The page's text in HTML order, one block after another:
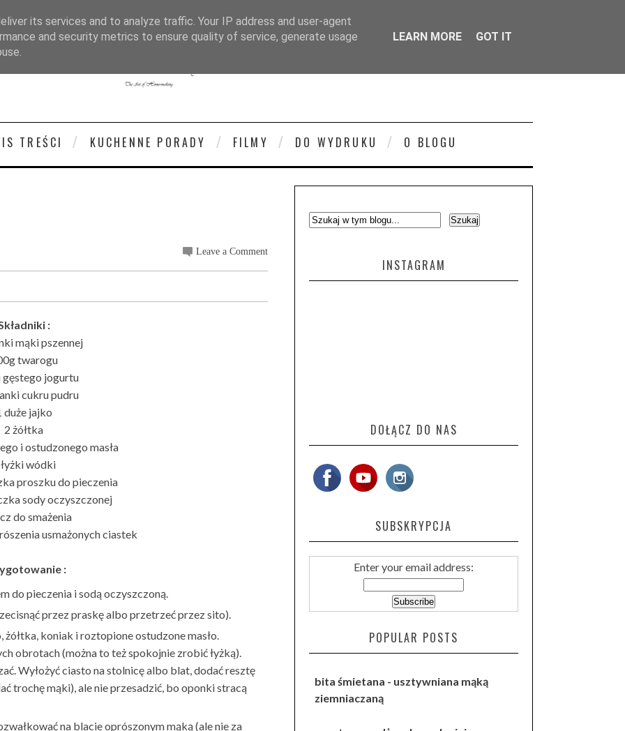
TREŚCI KUCHENNE PORADY FILMY DO WYDRUKU O BLOGU
Leave a Comment
:
mąki pszennej
twarogu
gęstego jogurtu
cukru pudru
duże jajko
2 żółtka
i ostudzonego masła
wódki
proszku do pieczenia
sody oczyszczonej
do smażenia
usmażonych ciastek
:
do pieczenia i sodą oczyszczoną.
przez praskę albo przetrzeć przez sito).
koniak i roztopione ostudzone masło.
obrotach (można to też spokojnie zrobić łyżką).
Wyłożyć ciasto na stolnicę albo blat, dodać resztę
trochę mąki), ale nie przesadzić, bo oponki stracą
na blacie oprószonym mąką (ale nie za
INSTAGRAM
DOŁĄCZ DO NAS
SUBSKRYPCJA
Enter your email address:
POPULAR POSTS
bita śmietana - usztywniana mąką
ziemniaczaną
its services and to analyze traffic. Your IP address and user-agent
and security metrics to ensure quality of service, generate usage
LEARN MORE GOT IT